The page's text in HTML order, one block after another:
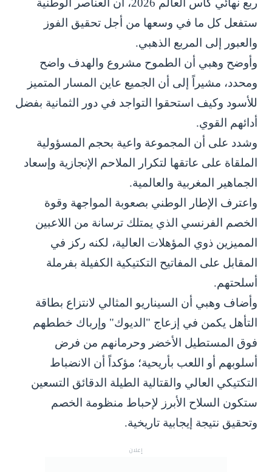
ربع نهائي كأس العالم 2026، أن العناصر الوطنية
ستفعل كل ما في وسعها من أجل تحقيق الفوز
والعبور إلى المربع الذهبي.
وأوضح وهبي أن الطموح مشروع والهدف واضح
ومحدد، مشيراً إلى أن الجميع عاين المسار المتميز
للأسود وكيف استحقوا التواجد في دور الثمانية بفضل
أدائهم القوي.
وشدد على أن المجموعة واعية بحجم المسؤولية
الملقاة على عاتقها لتكرار الملاحم الإنجازية وإسعاد
الجماهير المغربية والعالمية.
واعترف الإطار الوطني بصعوبة المواجهة وقوة
الخصم الفرنسي الذي يمتلك ترسانة من اللاعبين
المميزين ذوي المؤهلات العالية، لكنه ركز في
المقابل على المفاتيح التكتيكية الكفيلة بفرملة
أسلحتهم.
وأضاف وهبي أن السيناريو المثالي لانتزاع بطاقة
التأهل يكمن في إزعاج "الديوك" وإرباك خططهم
فوق المستطيل الأخضر وحرمانهم من فرض
أسلوبهم أو اللعب بأريحية؛ مؤكداً أن الانضباط
التكتيكي العالي والقتالية الطيلة الدقائق التسعين
ستكون السلاح الأبرز لإحباط منظومة الخصم
وتحقيق نتيجة إيجابية تاريخية.
إعلان